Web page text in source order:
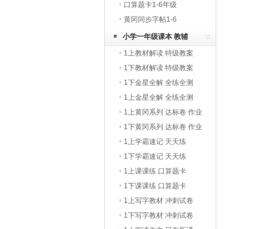
口算题卡1-6年级
黄冈同步字帖1-6
小学一年级课本 教辅
1上教材解读 特级教案
1下教材解读 特级教案
1下金星全解 全练全测
1上金星全解 全练全测
1上黄冈系列 达标卷 作业
本1下黄冈系列 达标卷 作业
本1上学霸速记 天天练
1下学霸速记 天天练
1上课课练 口算题卡
1下课课练 口算题卡
1上写字教材 冲刺试卷
1下写字教材 冲刺试卷